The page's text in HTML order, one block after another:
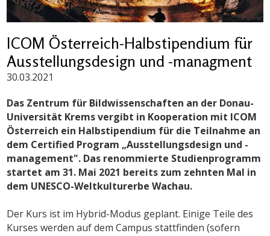
ICOM Österreich-Halbstipendium für
Ausstellungsdesign und -managment
30.03.2021
Das Zentrum für Bildwissenschaften an der Donau-
Universität Krems vergibt in Kooperation mit ICOM
Österreich ein Halbstipendium für die Teilnahme an
dem Certified Program „Ausstellungsdesign und -
management". Das renommierte Studienprogramm
startet am 31. Mai 2021 bereits zum zehnten Mal in
dem UNESCO-Weltkulturerbe Wachau.
Der Kurs ist im Hybrid-Modus geplant. Einige Teile des
Kurses werden auf dem Campus stattfinden (sofern